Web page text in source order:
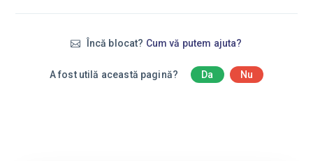
Încă blocat? Cum vă putem ajuta?
A fost utilă această pagină? Da Nu